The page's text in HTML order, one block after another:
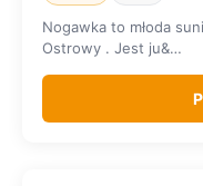
Nogawka to młoda
Ostrowy . Jest ju&…